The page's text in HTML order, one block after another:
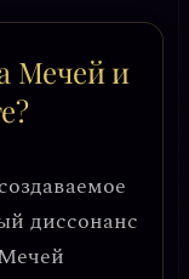
Мечей и
диссонанс